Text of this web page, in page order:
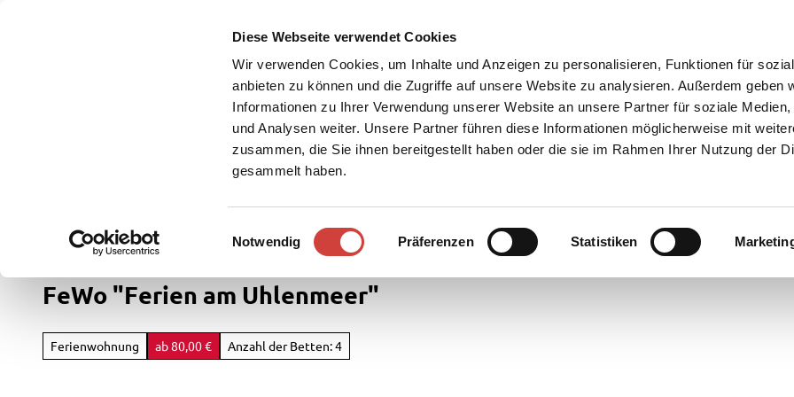
Diese Webseite verwendet Cookies
Wir verwenden Cookies, um Inhalte und Anzeigen zu personalisieren, Funktionen für
anbieten zu können und die Zugriffe auf unsere Website zu analysieren. Außerdem geben
Informationen zu Ihrer Verwendung unserer Website an unsere Partner für soziale Medien,
und Analysen weiter. Unsere Partner führen diese Informationen möglicherweise mit
zusammen, die Sie ihnen bereitgestellt haben oder die sie im Rahmen Ihrer Nutzung der
gesammelt haben.
i
w
l
l
Notwendig Präferenzen Statistiken
Rad
&
Aktiv
Übersicht
Parks
FeWo "Ferien am Uhlenmeer"
Ferienwohnung ab 80,00 € Anzahl der Betten: 4